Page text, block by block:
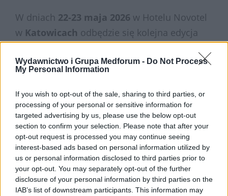
Wydawnictwo i Grupa Medforum - Do Not Process
My Personal Information
If you wish to opt-out of the sale, sharing to third parties, or
processing of your personal or sensitive information for
targeted advertising by us, please use the below opt-out
section to confirm your selection. Please note that after your
opt-out request is processed you may continue seeing
interest-based ads based on personal information utilized by
us or personal information disclosed to third parties prior to
your opt-out. You may separately opt-out of the further
disclosure of your personal information by third parties on the
IAB’s list of downstream participants. This information may
W dniach 22-23 maja 2026 w Hotelu Novotel
w Katowicach odbędzie się kolejna edycja
READ MORE›